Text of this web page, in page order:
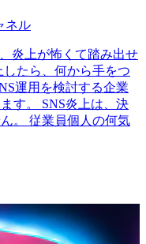
ネル
炎上が怖くて踏み出せ
たら、何から手をつ
運用を検討する企業
す。 SNS炎上は、決
。 従業員個人の何気